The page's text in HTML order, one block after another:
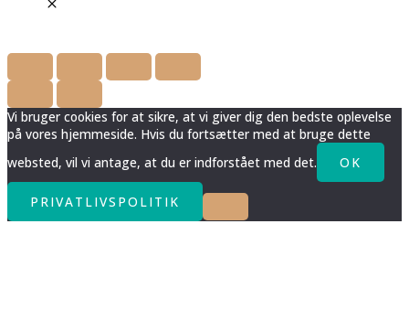
Vi bruger cookies for at sikre, at vi giver dig den bedste oplevelse
på vores hjemmeside. Hvis du fortsætter med at bruge dette
websted, vil vi antage, at du er indforstået med det.
OK
PRIVATLIVSPOLITIK